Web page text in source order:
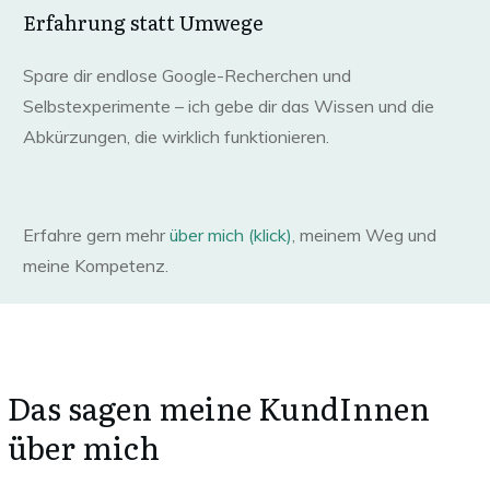
Erfahrung statt Umwege
Spare dir endlose Google-Recherchen und
Selbstexperimente – ich gebe dir das Wissen und die
Abkürzungen, die wirklich funktionieren.
Erfahre gern mehrüber mich (klick) , meinem Weg und
meine Kompetenz.
Das sagen meine KundInnen
über mich